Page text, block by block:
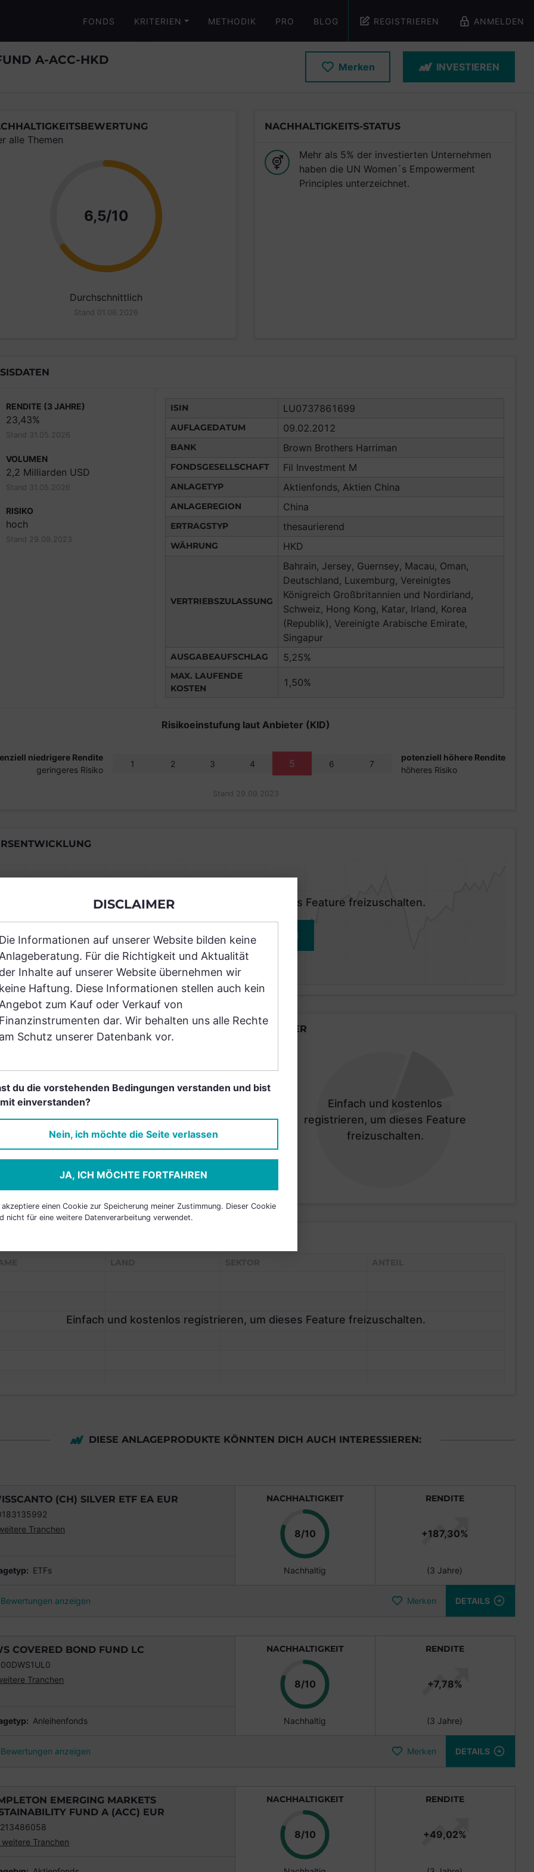
FONDS KRITERIEN METHODIK PRO BLOG REGISTRIEREN ANMELDEN
A-ACC-HKD
Merken INVESTIEREN
alle Themen
6,5/10 Punkte
Durchschnittlich
Stand 01.06.2026
NACHHALTIGKEITS-STATUS
Mehr als 5% der investierten Unternehmen
haben die UN Women´s Empowerment
Principles unterzeichnet.
RENDITE (3 JAHRE)
23,43%
Stand 31.05.2026
VOLUMEN
2,2 Milliarden USD
Stand 31.05.2026
RISIKO
hoch
Stand 29.09.2023
ISIN LU0737861699
AUFLAGEDATUM 09.02.2012
BANK Brown Brothers Harriman
FONDSGESELLSCHAFT Fil Investment M
ANLAGETYP Aktienfonds, Aktien China
ANLAGEREGION China
ERTRAGSTYP thesaurierend
WÄHRUNG HKD
VERTRIEBSZULASSUNG
Bahrain, Jersey, Guernsey, Macau, Oman,
Deutschland, Luxemburg, Vereinigtes
Königreich Großbritannien und Nordirland,
Schweiz, Hong Kong, Katar, Irland, Korea
(Republik), Vereinigte Arabische Emirate,
Singapur
AUSGABEAUFSCHLAG 5,25%
MAX. LAUFENDE
KOSTEN
1,50%
Risikoeinstufung laut Anbieter (KID)
niedrigere Rendite
geringeres Risiko
1 2 3 4 5 6 7
potenziell höhere Rendite
höheres Risiko
Stand 29.09.2023
Einfach und kostenlos registrieren, um dieses Feature freizuschalten.
JETZT ANMELDEN
Einfach und kostenlos
registrieren, um dieses Feature
freizuschalten.
LÄNDER
Einfach und kostenlos
registrieren, um dieses Feature
freizuschalten.
Einfach und kostenlos registrieren, um dieses Feature freizuschalten.
DIESE ANLAGEPRODUKTE KÖNNTEN DICH AUCH INTERESSIEREN:
(CH) SILVER ETF EA EUR
Tranchen
ETFs
NACHHALTIGKEIT
8/10Punkte
Nachhaltig
RENDITE
+187,30%
(3 Jahre)
Bewertungen anzeigen Merken DETAILS
COVERED BOND FUND LC
Tranchen
Anleihenfonds
NACHHALTIGKEIT
8/10Punkte
Nachhaltig
RENDITE
+7,78%
(3 Jahre)
Bewertungen anzeigen Merken DETAILS
EMERGING MARKETS
FUND A (ACC) EUR
weitere Tranchen
NACHHALTIGKEIT
8/10Punkte
RENDITE
+49,02%
DISCLAIMER
Die Informationen auf unserer Website bilden keine
Anlageberatung. Für die Richtigkeit und Aktualität
der Inhalte auf unserer Website übernehmen wir
keine Haftung. Diese Informationen stellen auch kein
Angebot zum Kauf oder Verkauf von
Finanzinstrumenten dar. Wir behalten uns alle Rechte
am Schutz unserer Datenbank vor.
du die vorstehenden Bedingungen verstanden und bist
einverstanden?
Nein, ich möchte die Seite verlassen
JA, ICH MÖCHTE FORTFAHREN
akzeptiere einen Cookie zur Speicherung meiner Zustimmung. Dieser Cookie
nicht für eine weitere Datenverarbeitung verwendet.